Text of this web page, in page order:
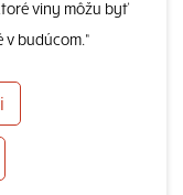
viny môžu byť
budúcom.“